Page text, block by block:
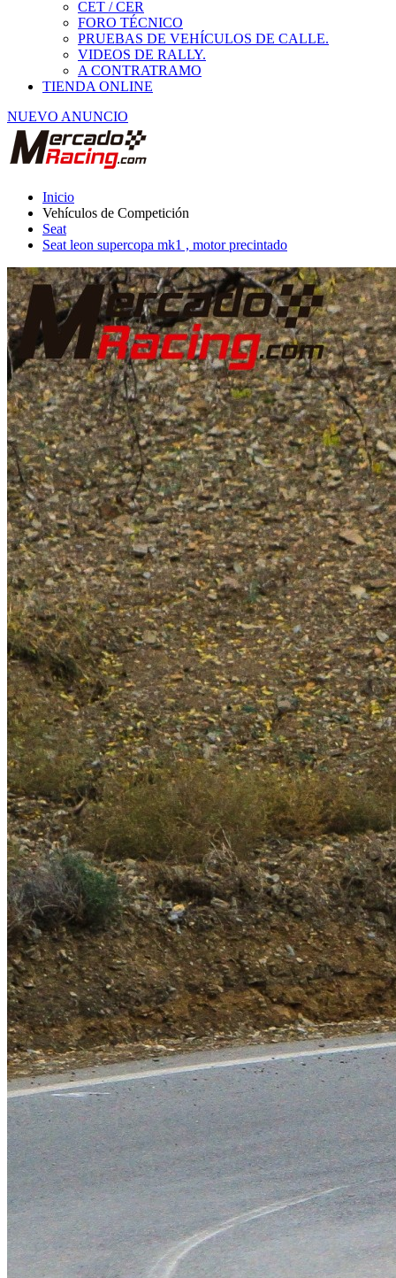
PRUEBAS DE VEHÍCULOS DE CALLE.
VIDEOS DE RALLY.
A CONTRATRAMO
TIENDA ONLINE
NUEVO ANUNCIO
Vehículos de Competición
Seat
Seat leon supercopa mk1 , motor precintado